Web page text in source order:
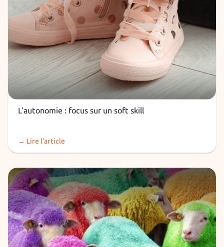
Soft Skills
L’autonomie : focus sur un soft skill
→ Lire l’article